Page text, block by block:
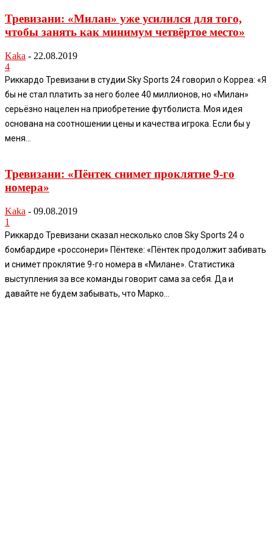
Тревизани: «Милан» уже усилился для того,
чтобы занять как минимум четвёртое место»
Kaka - 22.08.2019
4
Риккардо Тревизани в студии Sky Sports 24 говорил о Корреа: «Я
бы не стал платить за него более 40 миллионов, но «Милан»
серьёзно нацелен на приобретение футболиста. Моя идея
основана на соотношении цены и качества игрока. Если бы у
меня...
Тревизани: «Пёнтек снимет проклятие 9-го
номера»
Kaka - 09.08.2019
1
Риккардо Тревизани сказал несколько слов Sky Sports 24 о
бомбардире «россонери» Пёнтеке: «Пёнтек продолжит забивать
и снимет проклятие 9-го номера в «Милане». Статистика
выступления за все команды говорит сама за себя. Да и
давайте не будем забывать, что Марко...